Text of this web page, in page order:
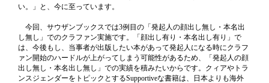
い。」と、今に至っています。
今回、サウザンブックスでは3例目の「発起人の顔出し無し・本名出
し無し」でのクラファン実施です。「顔出し有り・本名出し有り」で
は、今後もし、当事者が出版したい本があって発起人になる時にクラフ
ァン開始のハードルが上がってしまう可能性があるため、「発起人の顔
出し無し・本名出し無し」での実績を積みたいからです。クィアやトラ
ンスジェンダーをトピックとするSupportiveな書籍は、日本よりも海外